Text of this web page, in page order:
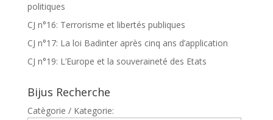
politiques
CJ n°16: Terrorisme et libertés publiques
CJ n°17: La loi Badinter après cinq ans d’application
CJ n°19: L’Europe et la souveraineté des Etats
Bijus Recherche
Catègorie / Kategorie: